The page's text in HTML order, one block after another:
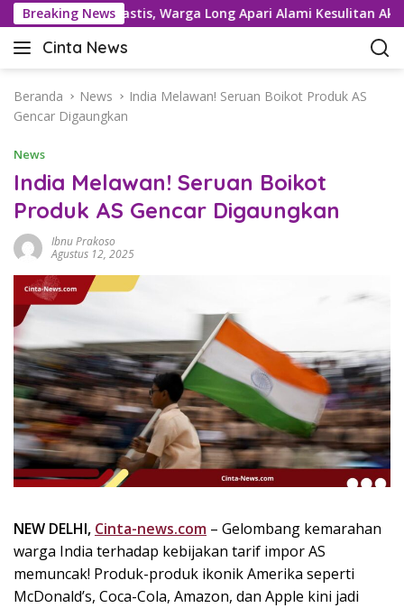
a
Breaking News
Drastis, Warga Long Apari Alami Kesulitan Akses
Cinta News
C
n
t
N
e
w
s
K
a
b
T
e
r
k
i
n
i
,
e
n
u
h
Beranda News
India Melawan! Seruan Boikot Produk AS
Gencar Digaungkan
News
India Melawan! Seruan Boikot
Produk AS Gencar Digaungkan
Ibnu Prakoso
Agustus 12, 2025
NEW DELHI, Cinta-news.com – Gelombang kemarahan
warga India terhadap kebijakan tarif impor AS
memuncak! Produk-produk ikonik Amerika seperti
McDonald’s, Coca-Cola, Amazon, dan Apple kini jadi